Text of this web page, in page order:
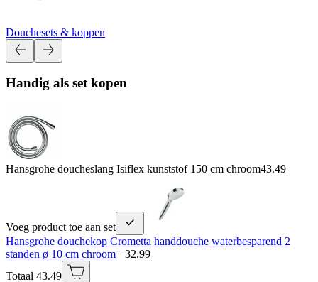
Douchesets & koppen
Handig als set kopen
Hansgrohe doucheslang Isiflex kunststof 150 cm chroom43.49
Voeg product toe aan set
Hansgrohe douchekop Crometta handdouche waterbesparend 2
standen ø 10 cm chroom+ 32.99
Totaal 43.49